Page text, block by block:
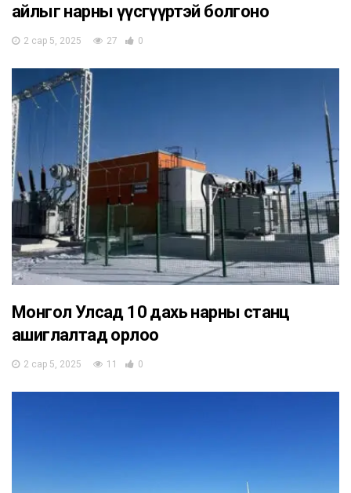
айлыг нарны үүсгүүртэй болгоно
2 сар 5, 2025 27 0
Монгол Улсад 10 дахь нарны станц
ашиглалтад орлоо
2 сар 5, 2025 11 0